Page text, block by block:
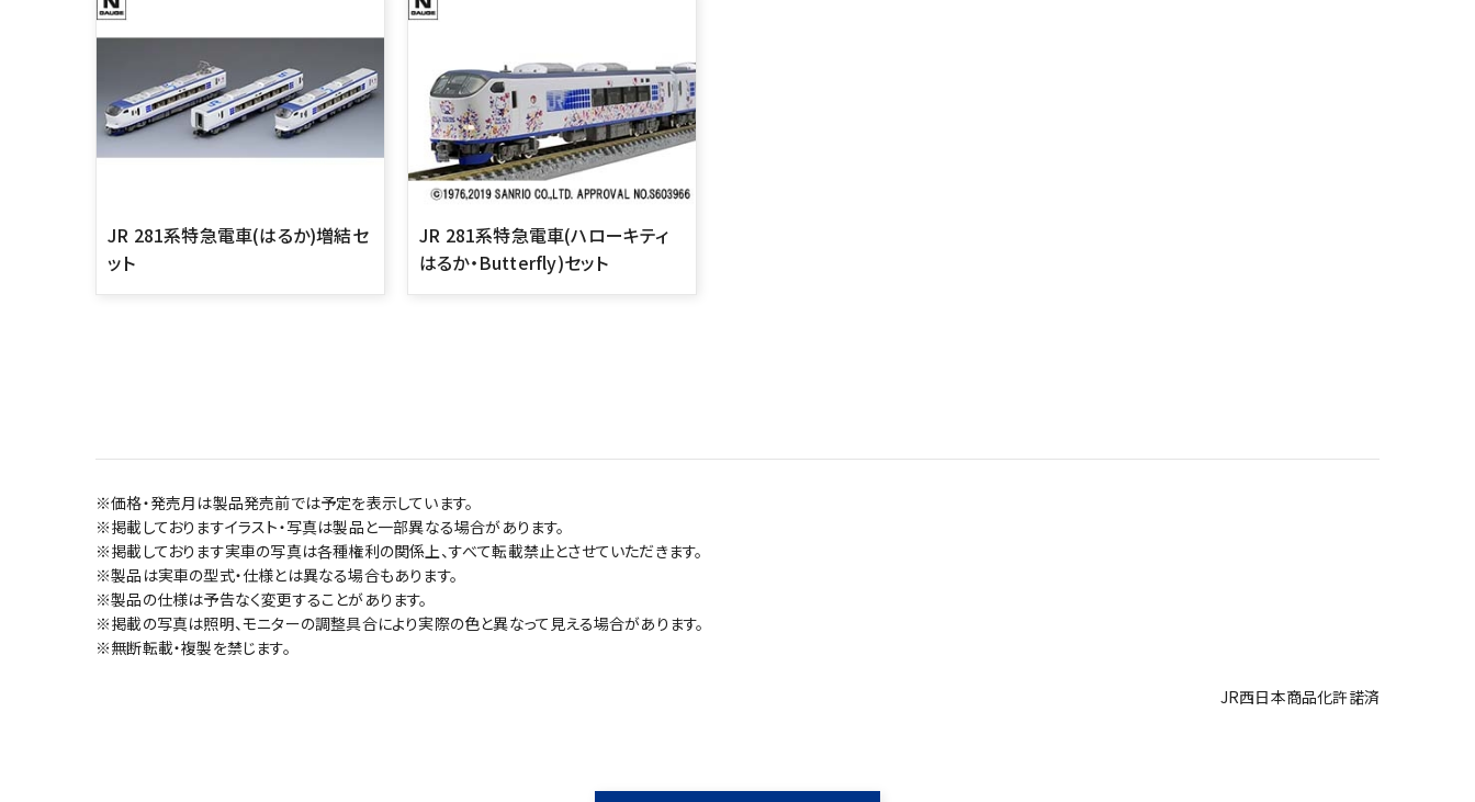
JR 281系特急電車(はるか)増結セ
ット
JR 281系特急電車(ハローキティ
はるか・Butterfly)セット
※価格・発売月は製品発売前では予定を表示しています。
※掲載しておりますイラスト・写真は製品と一部異なる場合があります。
※掲載しております実車の写真は各種権利の関係上、すべて転載禁止とさせていただきます。
※製品は実車の型式・仕様とは異なる場合もあります。
※製品の仕様は予告なく変更することがあります。
※掲載の写真は照明、モニターの調整具合により実際の色と異なって見える場合があります。
※無断転載・複製を禁じます。
JR西日本商品化許諾済